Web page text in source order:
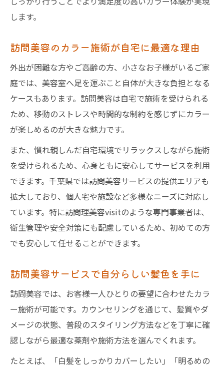
します。
訪問美容のカラー施術が自宅に最適な理由
外出が困難な方やご高齢の方、小さなお子様がいるご家
庭では、美容室へ足を運ぶこと自体が大きな負担となる
ケースもあります。訪問美容は自宅で施術を受けられる
ため、移動のストレスや時間的な制約を感じずにカラー
が楽しめるのが大きな魅力です。
また、慣れ親しんだ自宅環境でリラックスしながら施術
を受けられるため、心身ともに安心してサービスを利用
できます。千葉県では訪問美容サービスの提供エリアも
拡大しており、個人宅や施設など多様なニーズに対応し
ています。特に訪問理美容visitのような専門事業者は、
衛生管理や安全対策にも配慮しているため、初めての方
でも安心して任せることができます。
訪問美容サービスで自分らしい髪色を手に
訪問美容では、お客様一人ひとりの要望に合わせたカラ
ー施術が可能です。カウンセリングを通じて、髪質やダ
メージの状態、普段のスタイリング方法などを丁寧に確
認しながら最適な薬剤や施術方法を選んでくれます。
たとえば、「白髪をしっかりカバーしたい」「明るめの